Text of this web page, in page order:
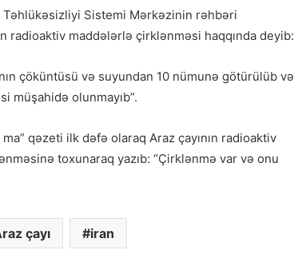
Təhlükəsizliyi Sistemi Mərkəzinin rəhbəri
radioaktiv maddələrlə çirklənməsi haqqında deyib:
çöküntüsü və suyundan 10 nümunə götürülüb və
müşahidə olunmayıb”.
qəzeti ilk dəfə olaraq Araz çayının radioaktiv
toxunaraq yazıb: “Çirklənmə var və onu
çayı iran
Qacarların həqiqi varisi ortaya çıxdı –
dəstəkləmək və küçə etirazlarına
çağırışla bağlı bəyanatı